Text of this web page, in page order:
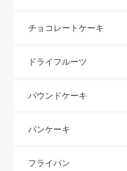
チョコレートケーキ
ドライフルーツ
パウンドケーキ
パンケーキ
フライパン